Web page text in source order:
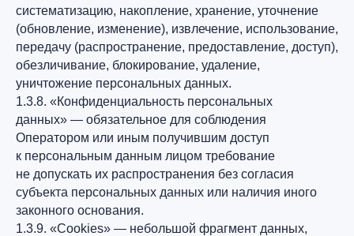
систематизацию, накопление, хранение, уточнение
(обновление, изменение), извлечение, использование,
передачу (распространение, предоставление, доступ),
обезличивание, блокирование, удаление,
уничтожение персональных данных.
1.3.8. «Конфиденциальность персональных
данных» — обязательное для соблюдения
Оператором или иным получившим доступ
к персональным данным лицом требование
не допускать их распространения без согласия
субъекта персональных данных или наличия иного
законного основания.
1.3.9. «Cookies» — небольшой фрагмент данных,